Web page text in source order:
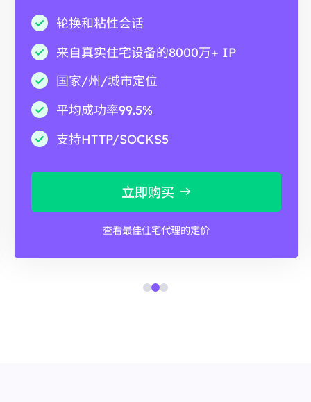
轮换和粘性会话
来自真实住宅设备的8000万+ IP
国家/州/城市定位
平均成功率99.5%
支持HTTP/SOCKS5
立即购买
查看最佳住宅代理的定价